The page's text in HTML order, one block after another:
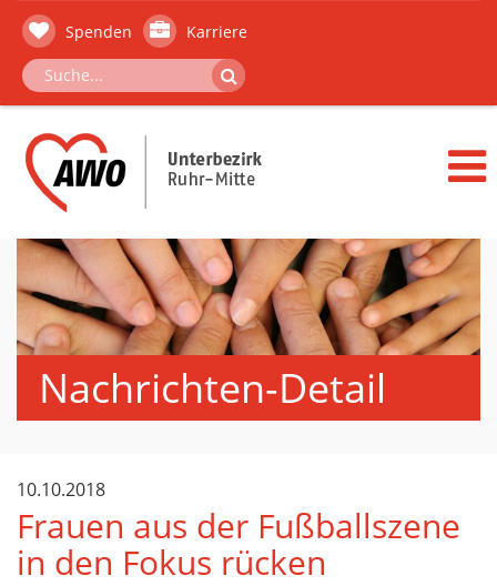
Spenden Karriere
Nachrichten-Detail
10.10.2018
Frauen aus der Fußballszene
in den Fokus rücken